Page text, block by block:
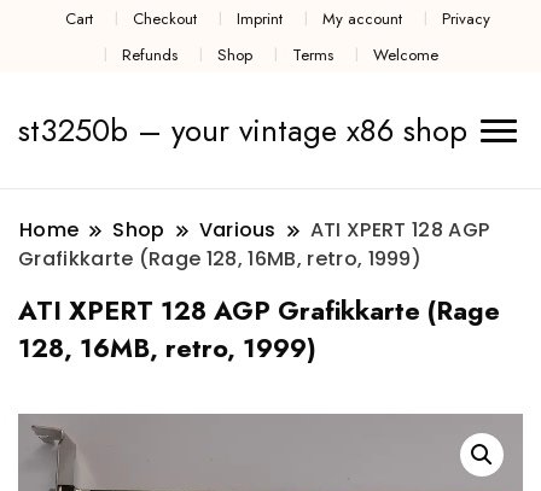
Cart Checkout Imprint My account
Privacy
Refunds
Shop Terms Welcome
st3250b – your vintage x86 shop
Home Shop Various
ATI XPERT 128 AGP
Grafikkarte (Rage 128, 16MB, retro, 1999)
ATI XPERT 128 AGP Grafikkarte (Rage
128, 16MB, retro, 1999)